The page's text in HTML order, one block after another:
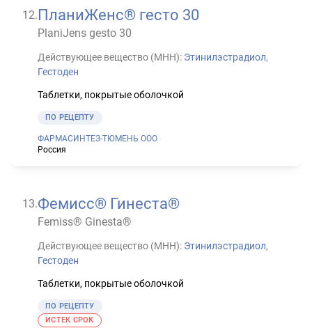
12.ПланиЖенс® гесто 30
PlaniJens gesto 30
Действующее вещество (МНН): Этинилэстрадиол,
Гестоден
Таблетки, покрытые оболочкой
ПО РЕЦЕПТУ
ФАРМАСИНТЕЗ-ТЮМЕНЬ ООО
Россия
13.Фемисс® Гинеста®
Femiss® Ginesta®
Действующее вещество (МНН): Этинилэстрадиол,
Гестоден
Таблетки, покрытые оболочкой
ПО РЕЦЕПТУ
ИСТЕК СРОК